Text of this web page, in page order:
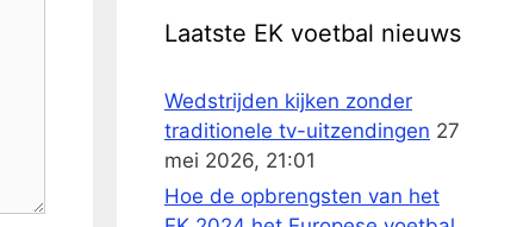
Laatste EK voetbal nieuws
Wedstrijden kijken zonder
traditionele tv-uitzendingen 27
mei 2026, 21:01
Hoe de opbrengsten van het